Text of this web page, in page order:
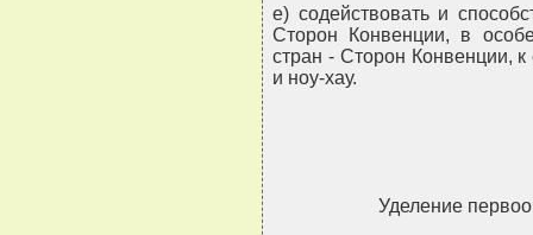
e) содействовать и
Сторон Конвенции, в
стран - Сторон Конвенции,
и ноу-хау.
Уделение